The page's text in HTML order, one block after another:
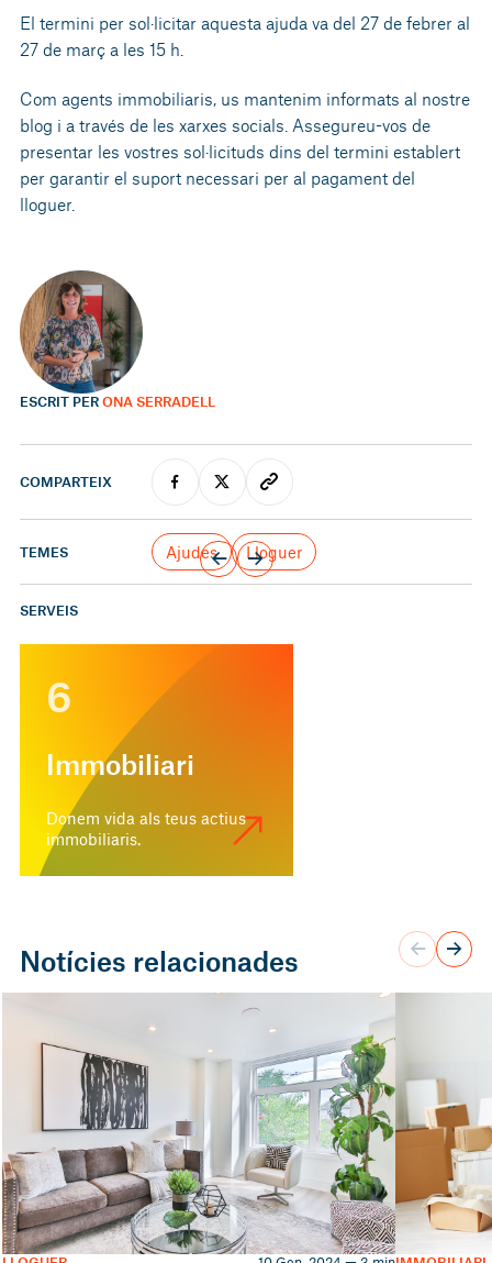
El termini per sol·licitar aquesta ajuda va del 27 de febrer al
27 de març a les 15 h.
Com agents immobiliaris, us mantenim informats al nostre
blog i a través de les xarxes socials. Assegureu-vos de
presentar les vostres sol·licituds dins del termini establert
per garantir el suport necessari per al pagament del
lloguer.
ESCRIT PERONA SERRADELL
COMPARTEIX
TEMES Ajudes Lloguer
SERVEIS
6
Immobiliari
Donem vida als teus actius
immobiliaris.
Notícies relacionades